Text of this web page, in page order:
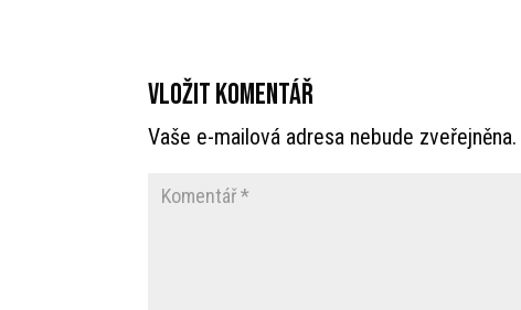
Vložit komentář
Vaše e-mailová adresa nebude zveřejněna.